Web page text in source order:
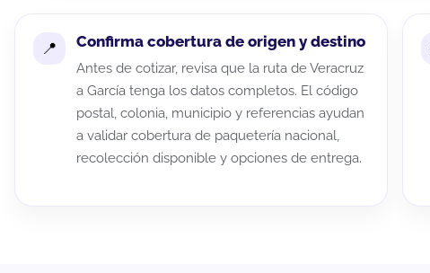
Confirma cobertura de origen y destino
Antes de cotizar, revisa que la ruta de Veracruz
a García tenga los datos completos. El código
postal, colonia, municipio y referencias ayudan
a validar cobertura de paquetería nacional,
recolección disponible y opciones de entrega.